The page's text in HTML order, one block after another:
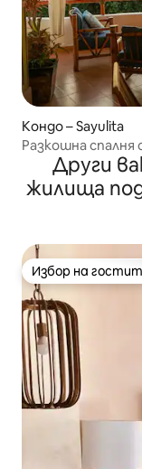
Кондо – Sayulita
Разкошна спалня
Други
жилища
Избор на
Избор на